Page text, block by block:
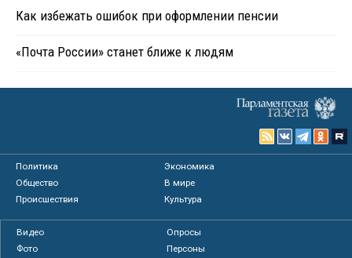
Как избежать ошибок при оформлении пенсии
«Почта России» станет ближе к людям
Политика
Экономика
Общество
В мире
Происшествия
Культура
Видео
Опросы
Фото
Персоны